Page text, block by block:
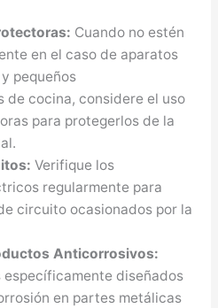
Cuando no estén
en el caso de aparatos
pequeños
de cocina, considere el uso
para protegerlos de la
Verifique los
regularmente para
circuito ocasionados por la
Anticorrosivos:
diseñados
en partes metálicas